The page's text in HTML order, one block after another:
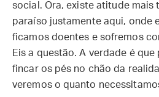
social. Ora, existe atitude mais
paraíso justamente aqui, onde
ficamos doentes e sofremos
Eis a questão. A verdade é
fincar os pés no chão da
veremos o quanto